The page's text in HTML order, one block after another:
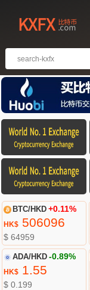
BTC/HKD +0.11%
HK$506096
$ 64959
ADA/HKD -0.89%
HK$1.55
$ 0.199